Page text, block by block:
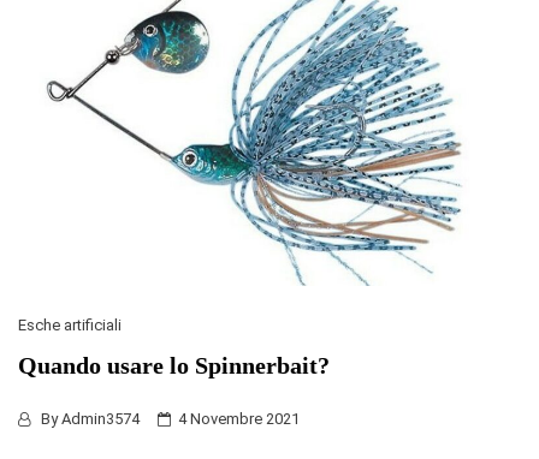
Esche artificiali
Quando usare lo Spinnerbait?
ByAdmin3574 4 Novembre 2021